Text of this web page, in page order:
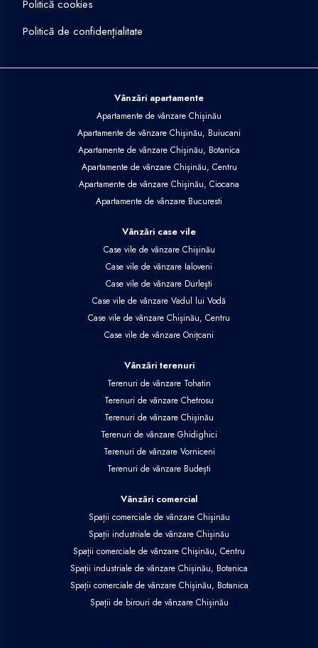
Politică cookies
Politică de confidențialitate
Vânzări apartamente
Apartamente de vânzare Chișinău
Apartamente de vânzare Chișinău, Buiucani
Apartamente de vânzare Chișinău, Botanica
Apartamente de vânzare Chișinău, Centru
Apartamente de vânzare Chișinău, Ciocana
Apartamente de vânzare Bucuresti
Vânzări case vile
Case vile de vânzare Chișinău
Case vile de vânzare Ialoveni
Case vile de vânzare Durlești
Case vile de vânzare Vadul lui Vodă
Case vile de vânzare Chișinău, Centru
Case vile de vânzare Onițcani
Vânzări terenuri
Terenuri de vânzare Tohatin
Terenuri de vânzare Chetrosu
Terenuri de vânzare Chișinău
Terenuri de vânzare Ghidighici
Terenuri de vânzare Vorniceni
Terenuri de vânzare Budești
Vânzări comercial
Spații comerciale de vânzare Chișinău
Spații industriale de vânzare Chișinău
Spații comerciale de vânzare Chișinău, Centru
Spații industriale de vânzare Chișinău, Botanica
Spații comerciale de vânzare Chișinău, Botanica
Spații de birouri de vânzare Chișinău